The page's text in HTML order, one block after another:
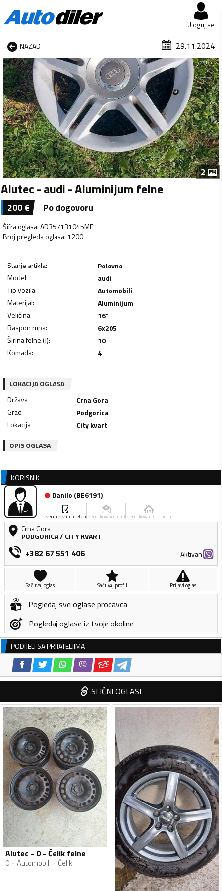
Uloguj se
NAZAD 29.11.2024
1 od 2
2
Alutec - audi - Aluminijum felne
200€ Po dogovoru
Šifra oglasa:AD357131045ME
Broj pregleda oglasa: 1200
Stanje artikla:
Polovno
Model:
audi
Tip vozila:
Automobili
Materijal:
Aluminijum
Veličina:
16"
Raspon rupa:
6x205
Širina felne (J):
10
Komada: 4
LOKACIJA OGLASA
Država
Crna Gora
Grad
Podgorica
Lokacija
City kvart
OPIS OGLASA
KORISNIK
Danilo (BE6191)
verifikovan telefon verifikovan email verifikovana lokacija
Crna Gora
PODGORICA/ CITY KVART
+382 67 551 406 Aktivan
Sačuvaj oglas Sačuvaj profil Prijavi oglas
Pogledaj sve oglase prodavca
Pogledaj oglase iz tvoje okoline
PODIJELI SA PRIJATELJIMA
SLIČNI OGLASI
Alutec - 0 - Čelik felne
0 Automobili Čelik